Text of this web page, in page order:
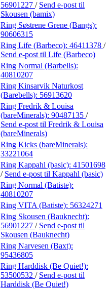
56901227 / Send e-post til
Skousen (bamix)
Ring Søstrene Grene (Bangs):
90606315
Ring Life (Barbeco): 46411378 /
Send e-post til Life (Barbeco)
Ring Normal (Barbells):
40810207
Ring Kinsarvik Naturkost
(Barebells): 56913620
Ring Fredrik & Louisa
(bareMinerals): 90487135 /
Send e-post til Fredrik & Louisa
(bareMinerals)
Ring Kicks (bareMinerals):
33221064
Ring Kappahl (basic): 41501698
/ Send e-post til Kappahl (basic)
Ring Normal (Batiste):
40810207
Ring VITA (Batiste): 56324271
Ring Skousen (Bauknecht):
56901227 / Send e-post til
Skousen (Bauknecht)
Ring Narvesen (Baxt):
95436805
Ring Harddisk (Be Quiet!):
53500532 / Send e-post til
Harddisk (Be Quiet!)